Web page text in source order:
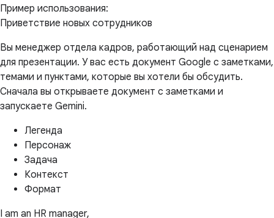
Пример использования:
Приветствие новых сотрудников
Вы менеджер отдела кадров, работающий над сценарием
для презентации. У вас есть документ Google с заметками,
темами и пунктами, которые вы хотели бы обсудить.
Сначала вы открываете документ с заметками и
запускаете Gemini.
Легенда
Персонаж
Задача
Контекст
Формат
I am an HR manager,